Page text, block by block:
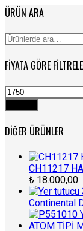
ÜRÜN ARA
Ara:
FIYATA GÖRE FILTRELE
En
düşük
fiyat
DIĞER ÜRÜNLER
CH11217
₺ 18.000,00
Continental